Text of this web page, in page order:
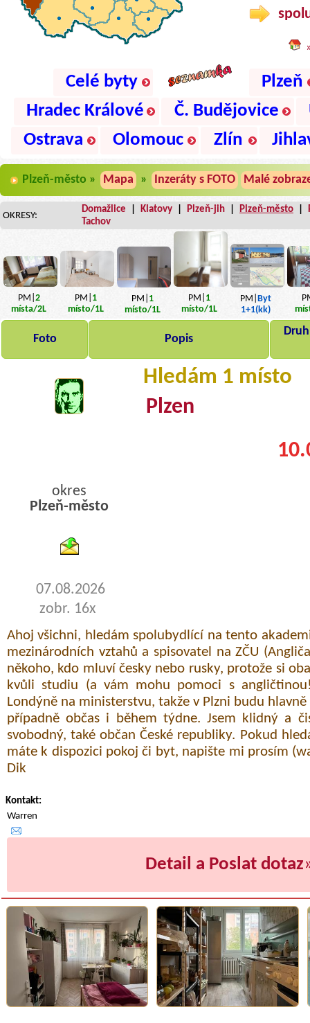
Celé byty
Plzeň
Hradec Králové
Č. Budějovice
Ostrava
Olomouc Zlín
Plzeň-město » Mapa » Inzeráty s FOTO Malé
OKRESY:
Domažlice Klatovy Plzeň-jih Plzeň-město
Tachov
PM| 2
místa/2L
PM|
1
místo/1L
PM|
1
místo/1L
PM|
1
místo/1L
PM|
Byt
1+1(kk)
Foto Popis
Hledám 1 místo
Plzen
okres
Plzeň-město
07.08.2026
zobr. 16x
Ahoj všichni, hledám spolubydlící na tento
mezinárodních vztahů a spisovatel na ZČU
někoho, kdo mluví česky nebo rusky, protože si
kvůli studiu (a vám mohu pomoci s
Londýně na ministerstvu, takže v Plzni budu
případně občas i během týdne. Jsem klidný a
svobodný, také občan České republiky. Pokud
máte k dispozici pokoj či byt, napište mi prosím
Dik
Kontakt:
Warren
Detail a Poslat dotaz